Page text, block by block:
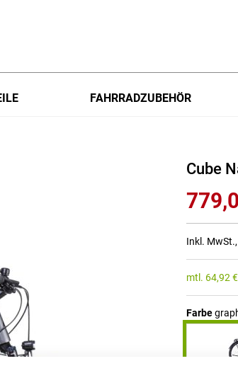
FAHRRADZUBEHÖR
Cube
Inkl.
mtl. 64,92 €
Farbe